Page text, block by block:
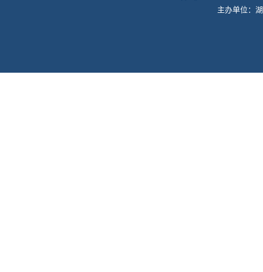
主办单位：